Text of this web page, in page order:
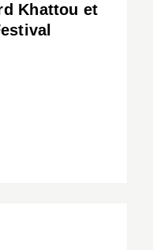
Khattou et